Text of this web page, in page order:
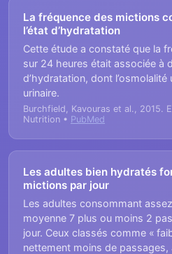
La fréquence des mictions
l’état d’hydratation
Cette étude a constaté que la
sur 24 heures était associée à
d’hydratation, dont
urinaire.
Burchfield, Kavouras et al., 2015.
Nutrition • PubMed
Les adultes bien hydratés
mictions par jour
Les adultes consommant
moyenne 7 plus ou moins 2
jour. Ceux classés comme «
nettement moins de passages,